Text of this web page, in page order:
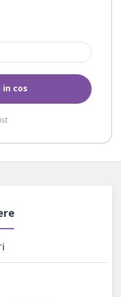
in cos